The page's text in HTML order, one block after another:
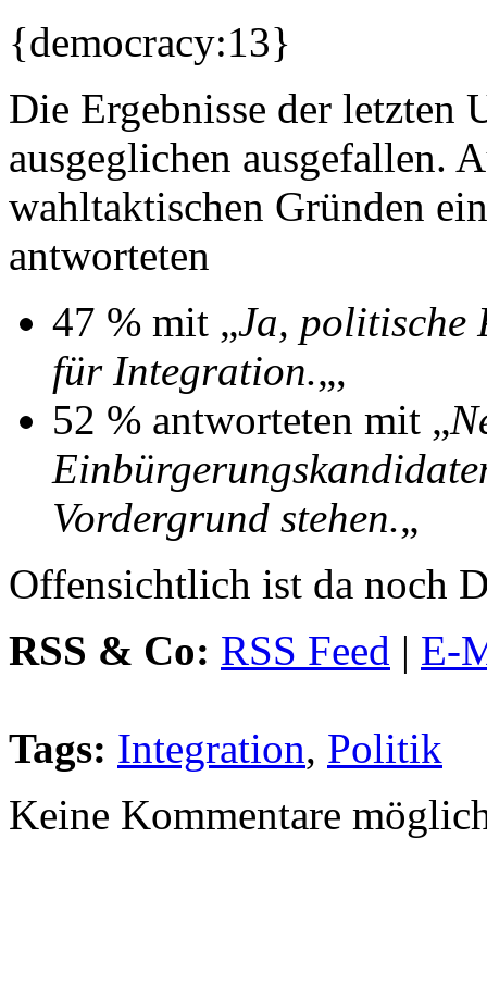
{democracy:13}
Die Ergebnisse der letzten
ausgeglichen ausgefallen.
wahltaktischen Gründen
antworteten
47 % mit „Ja, politische
für Integration.„,
52 % antworteten mit „
Vordergrund stehen.„
Offensichtlich ist da noch
RSS & Co: RSS Feed | E-
Tags: Integration, Politik
Keine Kommentare